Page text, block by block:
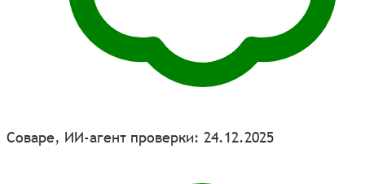
Соваре, ИИ-агент проверки: 24.12.2025